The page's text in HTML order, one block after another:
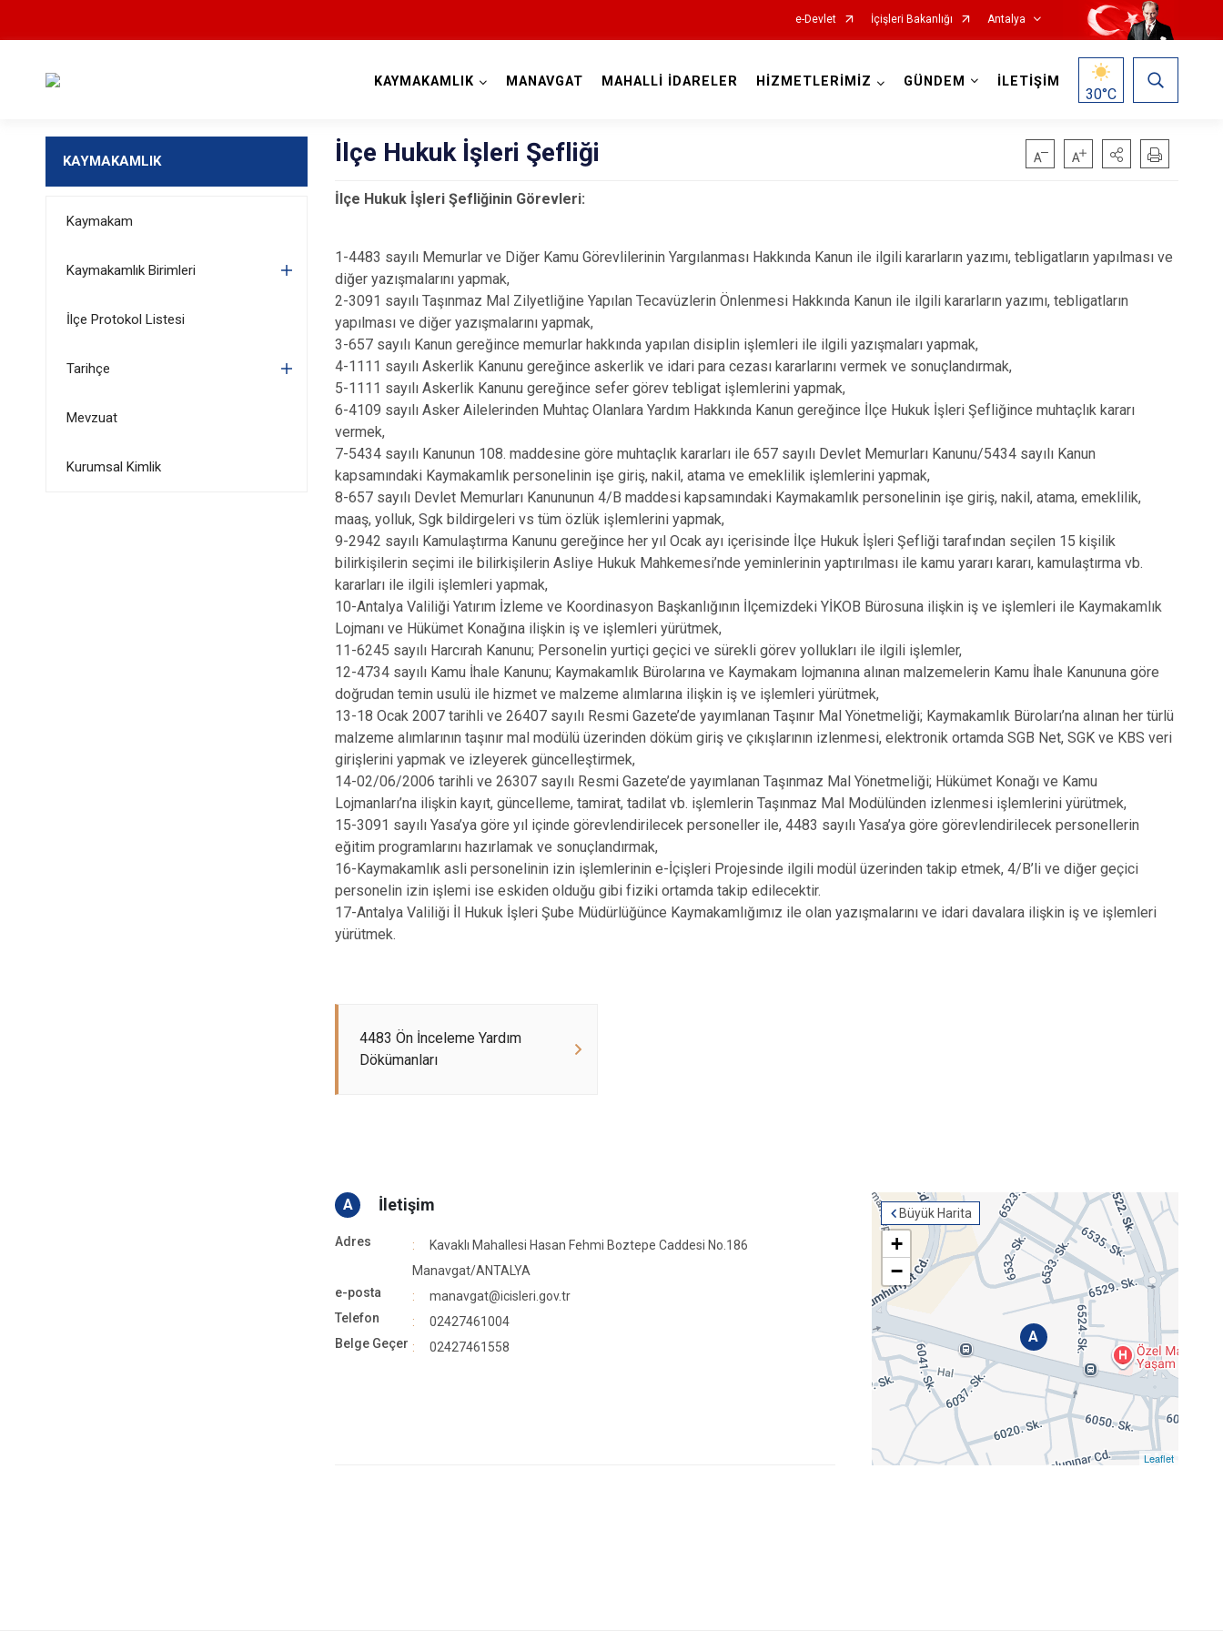
e-Devlet İçişleri Bakanlığı Antalya
Elmalı
Gazipaşa
Gündoğmuş
Demre
Kemer
Kumluca
Manavgat
Aksu
Konyaaltı
Muratpaşa
KAYMAKAMLIK MANAVGAT MAHALLİ İDARELER HİZMETLERİMİZ GÜNDEM İLETİŞİM
30°C
KAYMAKAMLIK
Kaymakam
Kaymakamlık Birimleri
İlçe Protokol Listesi
Tarihçe
Mevzuat
Kurumsal Kimlik
İlçe Hukuk İşleri Şefliği
İlçe Hukuk İşleri Şefliğinin Görevleri:
1-4483 sayılı Memurlar ve Diğer Kamu Görevlilerinin Yargılanması Hakkında Kanun ile ilgili kararların yazımı, tebligatların yapılması ve
diğer yazışmalarını yapmak,
2-3091 sayılı Taşınmaz Mal Zilyetliğine Yapılan Tecavüzlerin Önlenmesi Hakkında Kanun ile ilgili kararların yazımı, tebligatların
yapılması ve diğer yazışmalarını yapmak,
3-657 sayılı Kanun gereğince memurlar hakkında yapılan disiplin işlemleri ile ilgili yazışmaları yapmak,
4-1111 sayılı Askerlik Kanunu gereğince askerlik ve idari para cezası kararlarını vermek ve sonuçlandırmak,
5-1111 sayılı Askerlik Kanunu gereğince sefer görev tebligat işlemlerini yapmak,
6-4109 sayılı Asker Ailelerinden Muhtaç Olanlara Yardım Hakkında Kanun gereğince İlçe Hukuk İşleri Şefliğince muhtaçlık kararı
vermek,
7-5434 sayılı Kanunun 108. maddesine göre muhtaçlık kararları ile 657 sayılı Devlet Memurları Kanunu/5434 sayılı Kanun
kapsamındaki Kaymakamlık personelinin işe giriş, nakil, atama ve emeklilik işlemlerini yapmak,
8-657 sayılı Devlet Memurları Kanununun 4/B maddesi kapsamındaki Kaymakamlık personelinin işe giriş, nakil, atama, emeklilik,
maaş, yolluk, Sgk bildirgeleri vs tüm özlük işlemlerini yapmak,
9-2942 sayılı Kamulaştırma Kanunu gereğince her yıl Ocak ayı içerisinde İlçe Hukuk İşleri Şefliği tarafından seçilen 15 kişilik
bilirkişilerin seçimi ile bilirkişilerin Asliye Hukuk Mahkemesi’nde yeminlerinin yaptırılması ile kamu yararı kararı, kamulaştırma vb.
kararları ile ilgili işlemleri yapmak,
10-Antalya Valiliği Yatırım İzleme ve Koordinasyon Başkanlığının İlçemizdeki YİKOB Bürosuna ilişkin iş ve işlemleri ile Kaymakamlık
Lojmanı ve Hükümet Konağına ilişkin iş ve işlemleri yürütmek,
11-6245 sayılı Harcırah Kanunu; Personelin yurtiçi geçici ve sürekli görev yollukları ile ilgili işlemler,
12-4734 sayılı Kamu İhale Kanunu; Kaymakamlık Bürolarına ve Kaymakam lojmanına alınan malzemelerin Kamu İhale Kanununa göre
doğrudan temin usulü ile hizmet ve malzeme alımlarına ilişkin iş ve işlemleri yürütmek,
13-18 Ocak 2007 tarihli ve 26407 sayılı Resmi Gazete’de yayımlanan Taşınır Mal Yönetmeliği; Kaymakamlık Büroları’na alınan her türlü
malzeme alımlarının taşınır mal modülü üzerinden döküm giriş ve çıkışlarının izlenmesi, elektronik ortamda SGB Net, SGK ve KBS veri
girişlerini yapmak ve izleyerek güncelleştirmek,
14-02/06/2006 tarihli ve 26307 sayılı Resmi Gazete’de yayımlanan Taşınmaz Mal Yönetmeliği; Hükümet Konağı ve Kamu
Lojmanları’na ilişkin kayıt, güncelleme, tamirat, tadilat vb. işlemlerin Taşınmaz Mal Modülünden izlenmesi işlemlerini yürütmek,
15-3091 sayılı Yasa’ya göre yıl içinde görevlendirilecek personeller ile, 4483 sayılı Yasa’ya göre görevlendirilecek personellerin
eğitim programlarını hazırlamak ve sonuçlandırmak,
16-Kaymakamlık asli personelinin izin işlemlerinin e-İçişleri Projesinde ilgili modül üzerinden takip etmek, 4/B’li ve diğer geçici
personelin izin işlemi ise eskiden olduğu gibi fiziki ortamda takip edilecektir.
17-Antalya Valiliği İl Hukuk İşleri Şube Müdürlüğünce Kaymakamlığımız ile olan yazışmalarını ve idari davalara ilişkin iş ve işlemleri
yürütmek.
4483 Ön İnceleme Yardım
Dökümanları
Büyük Harita
A
+
−
Leaflet
A İletişim
Adres
Kavaklı Mahallesi Hasan Fehmi Boztepe Caddesi No.186
Manavgat/ANTALYA
e-posta
manavgat@icisleri.gov.tr
Telefon
02427461004
Belge Geçer
02427461558